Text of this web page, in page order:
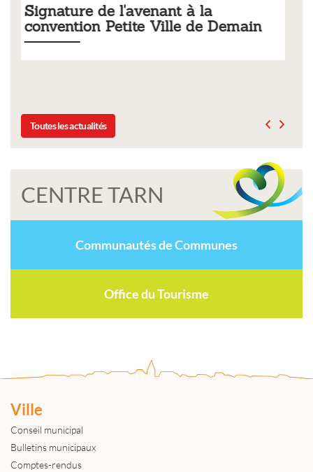
Tarifs 2026 des services
municipaux
Toutes les actualités
CENTRE TARN
Communautés de Communes
Office du Tourisme
Ville
Conseil municipal
Bulletins municipaux
Comptes-rendus